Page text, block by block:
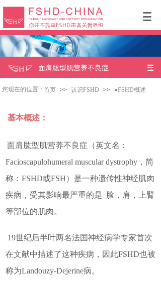
您现在的位置：首页 >> 认识FSHD >> ●FSHD概述
基本概述：
面肩肱型肌营养不良症（英文名：
Facioscapulohumeral muscular dystrophy，简
称：FSHD或FSH）是一种遗传性神经肌肉
疾病，受其影响最严重的是 脸，肩，上臂
等部位的肌肉。
19世纪后半叶两名法国神经病学专家首次
在文献中描述了这种疾病，因此FSHD也被
称为Landouzy-Dejerine病。
面肩肱型肌营养不良症